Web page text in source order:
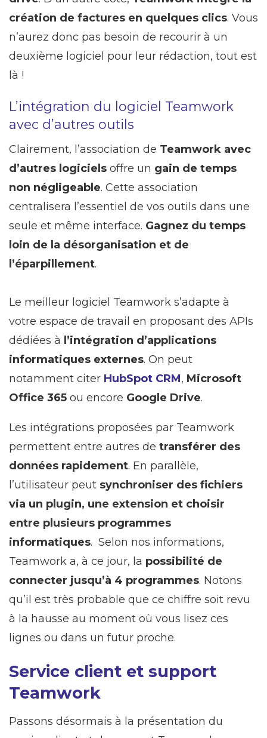
création de factures en quelques clics. Vous
n’aurez donc pas besoin de recourir à un
deuxième logiciel pour leur rédaction, tout est
là !
L’intégration du logiciel Teamwork
avec d’autres outils
Clairement, l’association de Teamwork avec
d’autres logiciels offre un gain de temps
non négligeable. Cette association
centralisera l’essentiel de vos outils dans une
seule et même interface. Gagnez du temps
loin de la désorganisation et de
l’éparpillement.
Le meilleur logiciel Teamwork s’adapte à
votre espace de travail en proposant des APIs
dédiées à l’intégration d’applications
informatiques externes. On peut
notamment citer HubSpot CRM, Microsoft
Office 365 ou encore Google Drive.
Les intégrations proposées par Teamwork
permettent entre autres de transférer des
données rapidement. En parallèle,
l’utilisateur peut synchroniser des fichiers
via un plugin, une extension et choisir
entre plusieurs programmes
informatiques. Selon nos informations,
Teamwork a, à ce jour, la possibilité de
connecter jusqu’à 4 programmes. Notons
qu’il est très probable que ce chiffre soit revu
à la hausse au moment où vous lisez ces
lignes ou dans un futur proche.
Service client et support
Teamwork
Passons désormais à la présentation du